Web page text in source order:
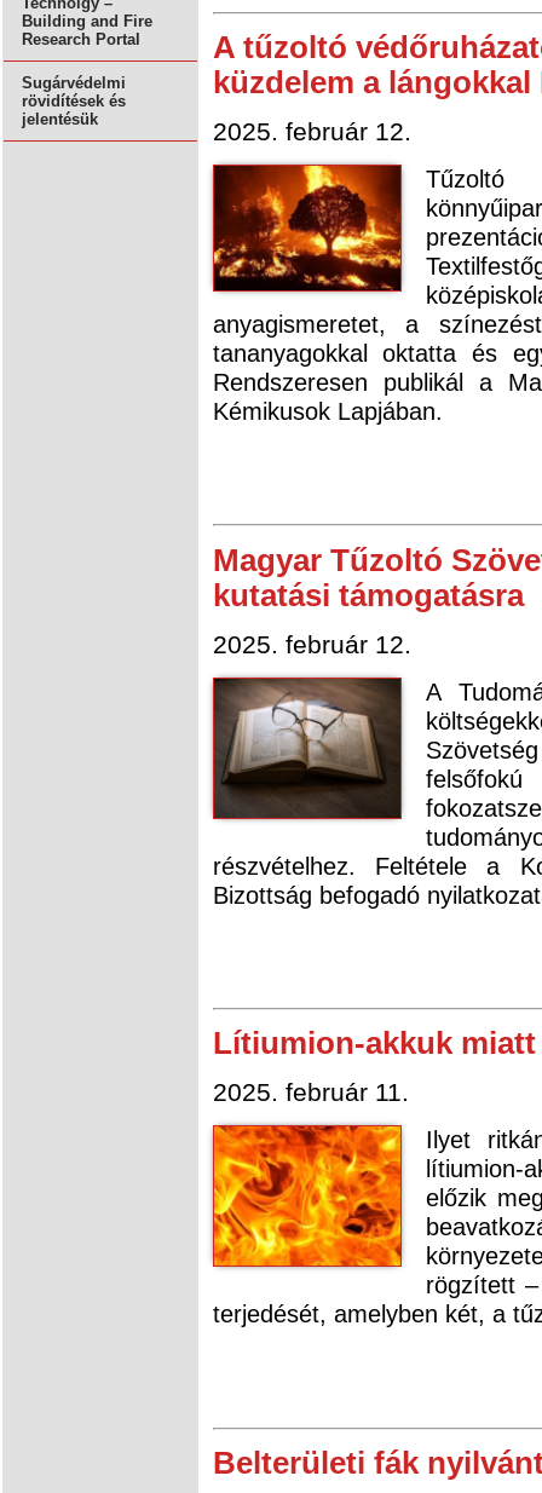
Building and Fire
Research Portal
Sugárvédelmi
rövidítések és
jelentésük
A tűzoltó
küzdelem a
2025. február 12.
Tűzoltó
anyagismeretet, a
tananyagokkal oktatta és
Rendszeresen publikál a
Kémikusok Lapjában.
Magyar Tűzoltó
kutatási támogatásra
2025. február 12.
A
részvételhez. Feltétele a
Bizottság befogadó
Lítiumion-akkuk
2025. február 11.
Ilyet
lítiumion-
előzik
rögzített
terjedését, amelyben két, a
Belterületi fák